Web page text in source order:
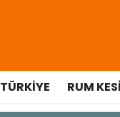
TÜRKIYE RUM